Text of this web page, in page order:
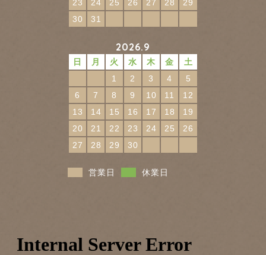
23
24 25 26 27 28
29
30
31
2026.9
日 月 火 水 木 金
土
1
2 3 4
5
6
7 8 9 10 11
12
13
14 15 16 17 18
19
20
21 22 23 24 25
26
27
28 29 30
営業日 休業日